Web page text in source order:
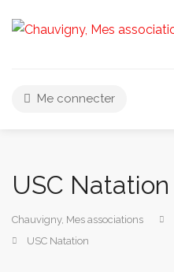
Me connecter
USC Natation
Chauvigny, Mes associations
USC Natation